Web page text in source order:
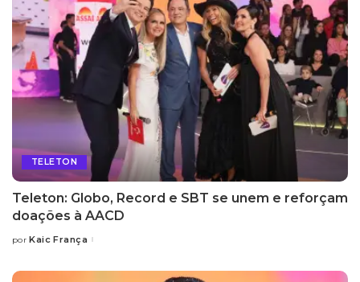
TELETON
Teleton: Globo, Record e SBT se unem e reforçam
doações à AACD
Posted
por Kaic França